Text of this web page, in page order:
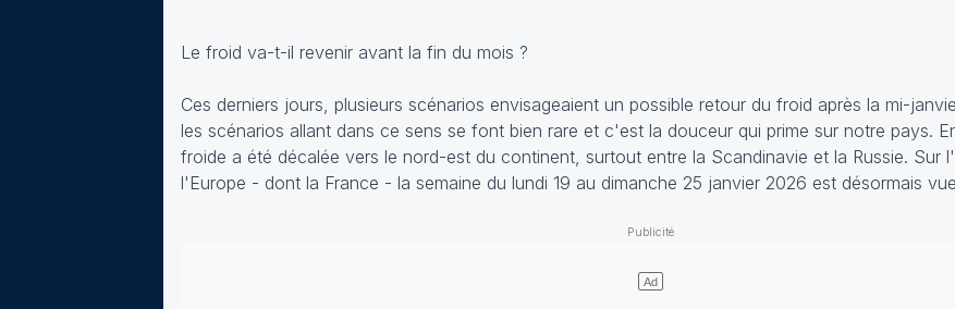
Le froid va-t-il revenir avant la fin du mois ?
Ces derniers jours, plusieurs scénarios envisageaient un possible retour du froid après la mi-
les scénarios allant dans ce sens se font bien rare et c'est la douceur qui prime sur notre pays.
froide a été décalée vers le nord-est du continent, surtout entre la Scandinavie et la Russie. Sur
l'Europe - dont la France - la semaine du lundi 19 au dimanche 25 janvier 2026 est désormais